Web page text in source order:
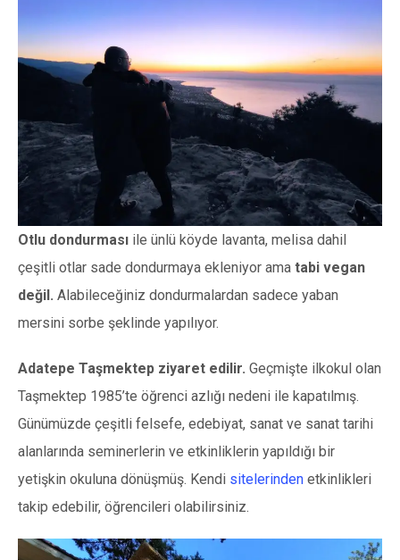
Otlu dondurması ile ünlü köyde lavanta, melisa dahil
çeşitli otlar sade dondurmaya ekleniyor ama tabi vegan
değil. Alabileceğiniz dondurmalardan sadece yaban
mersini sorbe şeklinde yapılıyor.
Adatepe Taşmektep ziyaret edilir. Geçmişte ilkokul olan
Taşmektep 1985’te öğrenci azlığı nedeni ile kapatılmış.
Günümüzde çeşitli felsefe, edebiyat, sanat ve sanat tarihi
alanlarında seminerlerin ve etkinliklerin yapıldığı bir
yetişkin okuluna dönüşmüş. Kendi sitelerinden etkinlikleri
takip edebilir, öğrencileri olabilirsiniz.